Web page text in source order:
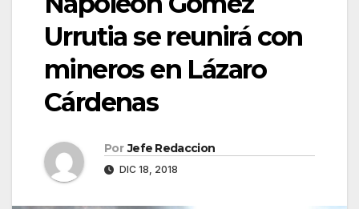
Urrutia se reunirá con
mineros en Lázaro
Cárdenas
Por Jefe Redaccion
DIC 18, 2018